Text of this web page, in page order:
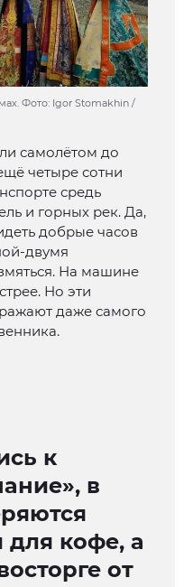
Фото: Igor Stomakhin /
самолётом до
четыре сотни
средь
и горных рек. Да,
добрые часов
двумя
На машине
Но эти
даже самого
к
в
для кофе, а
от